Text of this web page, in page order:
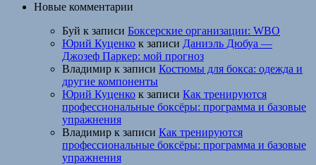
Новые комментарии
Буй к записи Боксерские организации: WBO
Юрий Куценко к записи Даниэль Дюбуа —
Джозеф Паркер: мой прогноз
Владимир к записи Костюмы для бокса: одежда и
другие компоненты
Юрий Куценко к записи Как тренируются
профессиональные боксёры: программа и базовые
упражнения
Владимир к записи Как тренируются
профессиональные боксёры: программа и базовые
упражнения